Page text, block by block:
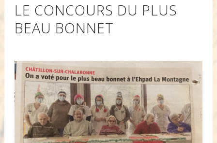
LE CONCOURS DU PLUS
BEAU BONNET